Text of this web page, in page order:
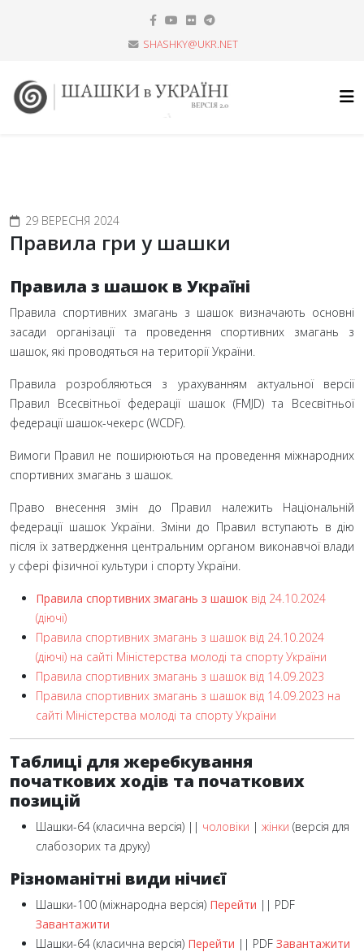
SHASHKY@UKR.NET
29 ВЕРЕСНЯ 2024
Правила гри у шашки
Правила з шашок в Україні
Правила спортивних змагань з шашок визначають основні
засади організації та проведення спортивних змагань з
шашок, які проводяться на території України.
Правила розробляються з урахуванням актуальної версії
Правил Всесвітньої федерації шашок (FMJD) та Всесвітньої
федерації шашок-чекерс (WCDF).
Вимоги Правил не поширюються на проведення міжнародних
спортивних змагань з шашок.
Право внесення змін до Правил належить Національній
федерації шашок України. Зміни до Правил вступають в дію
після їх затвердження центральним органом виконавчої влади
у сфері фізичної культури і спорту України.
Правила спортивних змагань з шашок від 24.10.2024
(діючі)
Правила спортивних змагань з шашок від 24.10.2024
(діючі) на сайті Міністерства молоді та спорту України
Правила спортивних змагань з шашок від 14.09.2023
Правила спортивних змагань з шашок від 14.09.2023 на
сайті Міністерства молоді та спорту України
Таблиці для жеребкування
початкових ходів та початкових
позицій
Шашки-64 (класична версія) || чоловіки | жінки (версія для
слабозорих та друку)
Різноманітні види нічиєї
Шашки-100 (міжнародна версія) Перейти || PDF
Завантажити
Шашки-64 (класична версія) Перейти || PDF Завантажити